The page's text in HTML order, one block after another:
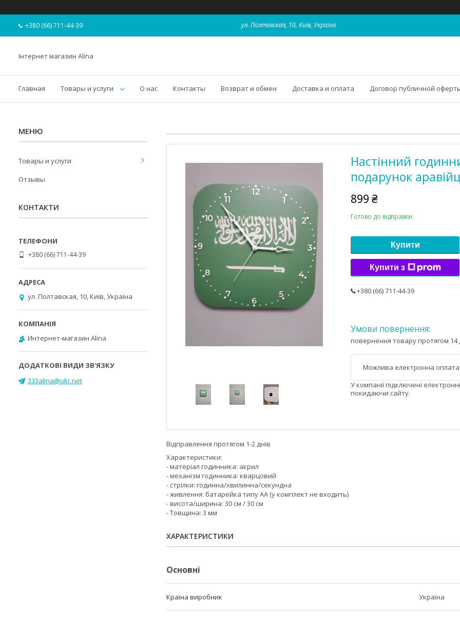
+380 (66) 711-44-39 ул. Полтавская, 10, Київ, Україна
Інтернет магазин Alina
Главная Товары и услуги О нас Контакты Возврат и обмен Доставка и оплата Договор публичной
Настінний
подарунок
899 ₴
Готово до відправки
Купити
Купити з
+380 (66) 711-44-39
повернення товару протягом 14
У компанії підключені
покидаючи сайту.
Відправлення протягом 1-2 днів
Характеристики:
- матеріал годинника: акрил
- механізм годинника: кварцовий
- стрілки: годинна/хвилинна/секундна
- живлення: батарейка типу АА (у комплект не входить)
- висота/ширина: 30 см / 30 см
- Товщина: 3 мм
ХАРАКТЕРИСТИКИ
Основні
Країна виробник Україна
Товары и услуги
Отзывы
КОНТАКТИ
+380 (66) 711-44-39
ул. Полтавская, 10, Київ, Україна
Интернет-магазин Alina
333alina@ukr.net